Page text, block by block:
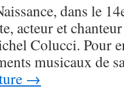
dans le
acteur et
Colucci. Pour
musicaux de
→